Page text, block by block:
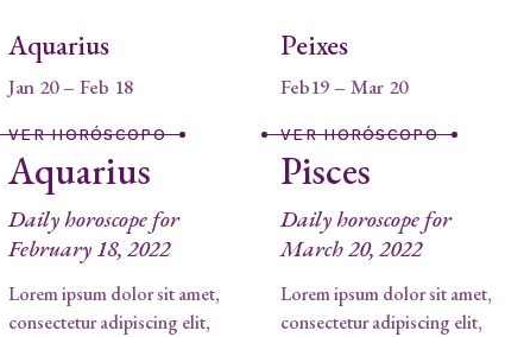
Aquarius
Jan 20 – Feb 18
VER HORÓSCOPO
Aquarius
Daily horoscope for
February 18, 2022
Lorem ipsum dolor sit amet,
consectetur adipiscing elit,
Peixes
Feb19 – Mar 20
VER HORÓSCOPO
Pisces
Daily horoscope for
March 20, 2022
Lorem ipsum dolor sit amet,
consectetur adipiscing elit,